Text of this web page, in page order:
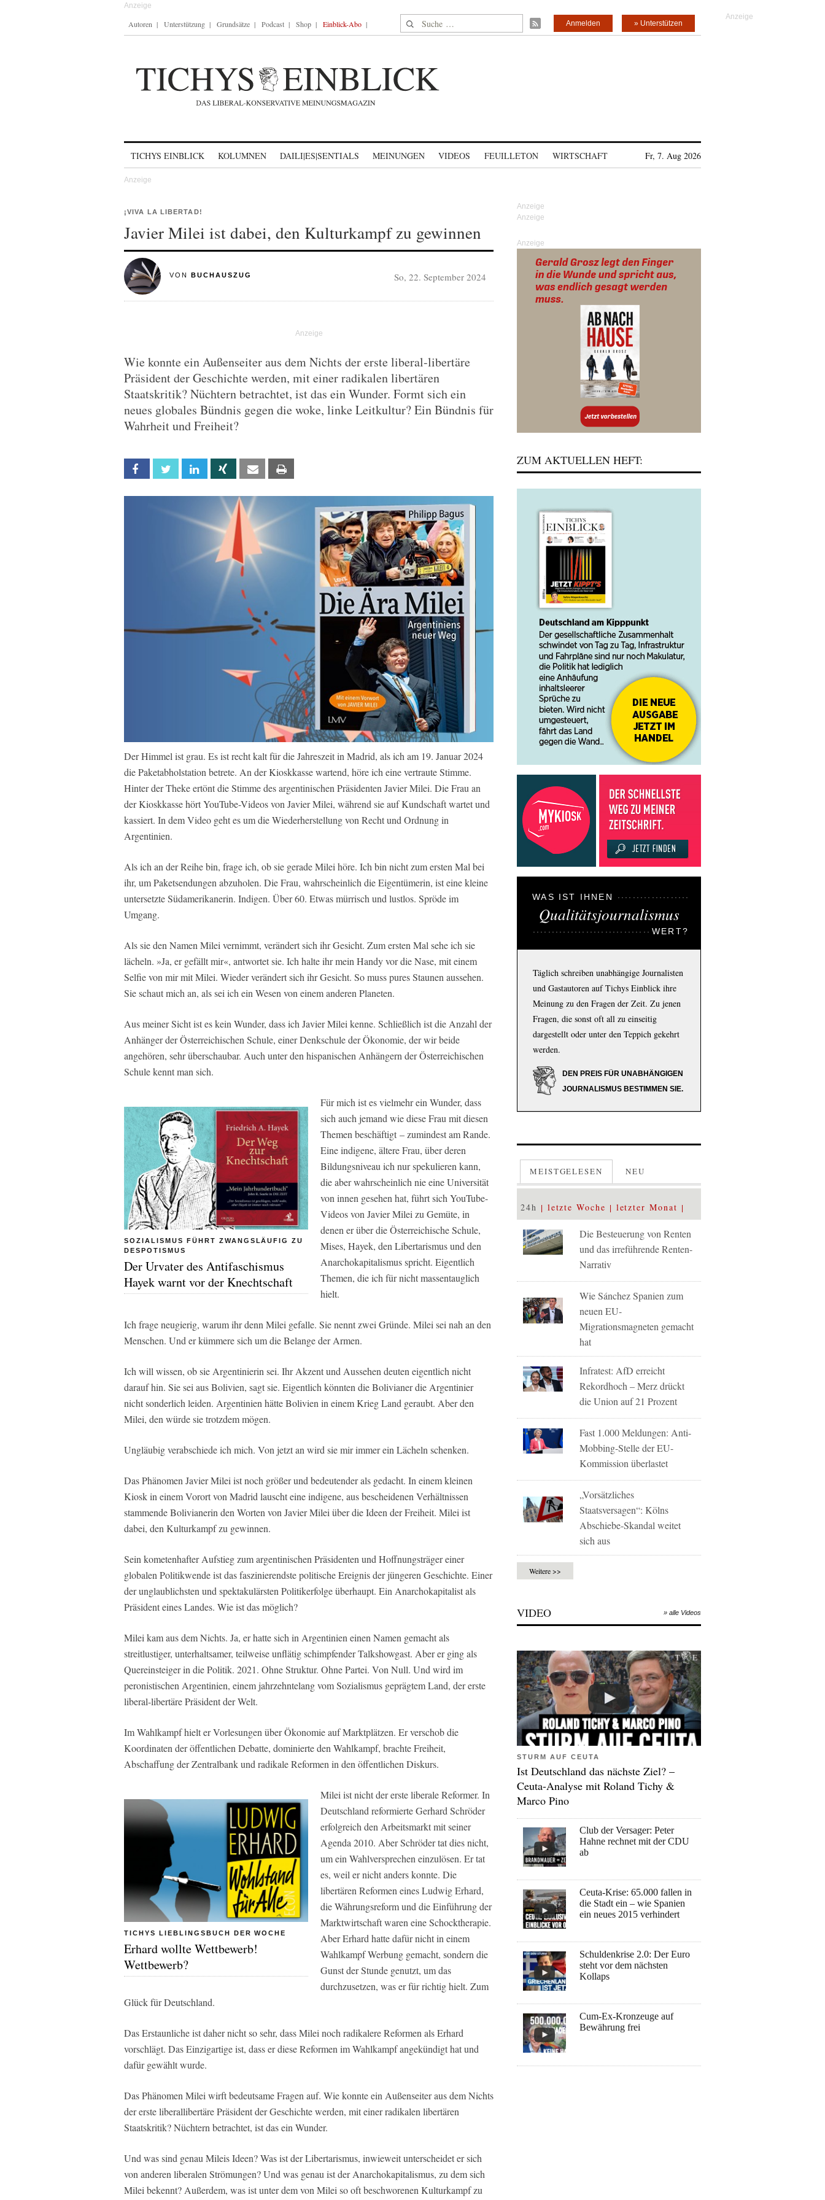
Autoren Unterstützung Grundsätze Podcast Shop Einblick-Abo Suche nach: » Unterstützen
Anmelden
TICHYS EINBLICK KOLUMNEN DAILI|ES|SENTIALS MEINUNGEN VIDEOS FEUILLETON WIRTSCHAFT Fr, 7. Aug 2026
¡VIVA LA LIBERTAD!
Javier Milei ist dabei, den Kulturkampf zu gewinnen
VON BUCHAUSZUG So, 22. September 2024
Wie konnte ein Außenseiter aus dem Nichts der erste liberal-libertäre
Präsident der Geschichte werden, mit einer radikalen libertären
Staatskritik? Nüchtern betrachtet, ist das ein Wunder. Formt sich ein
neues globales Bündnis gegen die woke, linke Leitkultur? Ein Bündnis für
Wahrheit und Freiheit?
Facebook Twitter Linkedin Xing Email
Der Himmel ist grau. Es ist recht kalt für die Jahreszeit in Madrid, als ich am 19. Januar 2024
die Paketabholstation betrete. An der Kioskkasse wartend, höre ich eine vertraute Stimme.
Hinter der Theke ertönt die Stimme des argentinischen Präsidenten Javier Milei. Die Frau an
der Kioskkasse hört YouTube-Videos von Javier Milei, während sie auf Kundschaft wartet und
kassiert. In dem Video geht es um die Wiederherstellung von Recht und Ordnung in
Argentinien.
Als ich an der Reihe bin, frage ich, ob sie gerade Milei höre. Ich bin nicht zum ersten Mal bei
ihr, um Paketsendungen abzuholen. Die Frau, wahrscheinlich die Eigentümerin, ist eine kleine
untersetzte Südamerikanerin. Indigen. Über 60. Etwas mürrisch und lustlos. Spröde im
Umgang.
Als sie den Namen Milei vernimmt, verändert sich ihr Gesicht. Zum ersten Mal sehe ich sie
lächeln. »Ja, er gefällt mir«, antwortet sie. Ich halte ihr mein Handy vor die Nase, mit einem
Selfie von mir mit Milei. Wieder verändert sich ihr Gesicht. So muss pures Staunen aussehen.
Sie schaut mich an, als sei ich ein Wesen von einem anderen Planeten.
Aus meiner Sicht ist es kein Wunder, dass ich Javier Milei kenne. Schließlich ist die Anzahl der
Anhänger der Österreichischen Schule, einer Denkschule der Ökonomie, der wir beide
angehören, sehr überschaubar. Auch unter den hispanischen Anhängern der Österreichischen
Schule kennt man sich.
SOZIALISMUS FÜHRT ZWANGSLÄUFIG ZU
DESPOTISMUS
Der Urvater des Antifaschismus
Hayek warnt vor der Knechtschaft
Für mich ist es vielmehr ein Wunder, dass
sich auch jemand wie diese Frau mit diesen
Themen beschäftigt – zumindest am Rande.
Eine indigene, ältere Frau, über deren
Bildungsniveau ich nur spekulieren kann,
die aber wahrscheinlich nie eine Universität
von innen gesehen hat, führt sich YouTube-
Videos von Javier Milei zu Gemüte, in
denen er über die Österreichische Schule,
Mises, Hayek, den Libertarismus und den
Anarchokapitalismus spricht. Eigentlich
Themen, die ich für nicht massentauglich
hielt.
Ich frage neugierig, warum ihr denn Milei gefalle. Sie nennt zwei Gründe. Milei sei nah an den
Menschen. Und er kümmere sich um die Belange der Armen.
Ich will wissen, ob sie Argentinierin sei. Ihr Akzent und Aussehen deuten eigentlich nicht
darauf hin. Sie sei aus Bolivien, sagt sie. Eigentlich könnten die Bolivianer die Argentinier
nicht sonderlich leiden. Argentinien hätte Bolivien in einem Krieg Land geraubt. Aber den
Milei, den würde sie trotzdem mögen.
Ungläubig verabschiede ich mich. Von jetzt an wird sie mir immer ein Lächeln schenken.
Das Phänomen Javier Milei ist noch größer und bedeutender als gedacht. In einem kleinen
Kiosk in einem Vorort von Madrid lauscht eine indigene, aus bescheidenen Verhältnissen
stammende Bolivianerin den Worten von Javier Milei über die Ideen der Freiheit. Milei ist
dabei, den Kulturkampf zu gewinnen.
Sein kometenhafter Aufstieg zum argentinischen Präsidenten und Hoffnungsträger einer
globalen Politikwende ist das faszinierendste politische Ereignis der jüngeren Geschichte. Einer
der unglaublichsten und spektakulärsten Politikerfolge überhaupt. Ein Anarchokapitalist als
Präsident eines Landes. Wie ist das möglich?
Milei kam aus dem Nichts. Ja, er hatte sich in Argentinien einen Namen gemacht als
streitlustiger, unterhaltsamer, teilweise unflätig schimpfender Talkshowgast. Aber er ging als
Quereinsteiger in die Politik. 2021. Ohne Struktur. Ohne Partei. Von Null. Und wird im
peronistischen Argentinien, einem jahrzehntelang vom Sozialismus geprägtem Land, der erste
liberal-libertäre Präsident der Welt.
Im Wahlkampf hielt er Vorlesungen über Ökonomie auf Marktplätzen. Er verschob die
Koordinaten der öffentlichen Debatte, dominierte den Wahlkampf, brachte Freiheit,
Abschaffung der Zentralbank und radikale Reformen in den öffentlichen Diskurs.
TICHYS LIEBLINGSBUCH DER WOCHE
Erhard wollte Wettbewerb!
Wettbewerb?
Milei ist nicht der erste liberale Reformer. In
Deutschland reformierte Gerhard Schröder
erfolgreich den Arbeitsmarkt mit seiner
Agenda 2010. Aber Schröder tat dies nicht,
um ein Wahlversprechen einzulösen. Er tat
es, weil er nicht anders konnte. Die
libertären Reformen eines Ludwig Erhard,
die Währungsreform und die Einführung der
Marktwirtschaft waren eine Schocktherapie.
Aber Erhard hatte dafür nicht in einem
Wahlkampf Werbung gemacht, sondern die
Gunst der Stunde genutzt, um das
durchzusetzen, was er für richtig hielt. Zum
Glück für Deutschland.
Das Erstaunliche ist daher nicht so sehr, dass Milei noch radikalere Reformen als Erhard
vorschlägt. Das Einzigartige ist, dass er diese Reformen im Wahlkampf angekündigt hat und
dafür gewählt wurde.
Das Phänomen Milei wirft bedeutsame Fragen auf. Wie konnte ein Außenseiter aus dem Nichts
der erste liberallibertäre Präsident der Geschichte werden, mit einer radikalen libertären
Staatskritik? Nüchtern betrachtet, ist das ein Wunder.
Und was sind genau Mileis Ideen? Was ist der Libertarismus, inwieweit unterscheidet er sich
von anderen liberalen Strömungen? Und was genau ist der Anarchokapitalismus, zu dem sich
Milei bekennt? Außerdem, was ist unter dem von Milei so oft beschworenen Kulturkampf zu
Anzeige
ZUM AKTUELLEN HEFT:
WAS IST IHNEN
Qualitätsjournalismus
WERT?
Täglich schreiben unabhängige Journalisten
und Gastautoren auf Tichys Einblick ihre
Meinung zu den Fragen der Zeit. Zu jenen
Fragen, die sonst oft all zu einseitig
dargestellt oder unter den Teppich gekehrt
werden.
DEN PREIS FÜR UNABHÄNGIGEN
JOURNALISMUS BESTIMMEN SIE.
MEISTGELESEN NEU
24h letzte Woche letzter Monat
Die Besteuerung von Renten
und das irreführende Renten-
Narrativ
Wie Sánchez Spanien zum
neuen EU-
Migrationsmagneten gemacht
hat
Infratest: AfD erreicht
Rekordhoch – Merz drückt
die Union auf 21 Prozent
Fast 1.000 Meldungen: Anti-
Mobbing-Stelle der EU-
Kommission überlastet
„Vorsätzliches
Staatsversagen“: Kölns
Abschiebe-Skandal weitet
sich aus
Weitere >>
VIDEO » alle Videos
STURM AUF CEUTA
Ist Deutschland das nächste Ziel? –
Ceuta-Analyse mit Roland Tichy &
Marco Pino
Club der Versager: Peter
Hahne rechnet mit der CDU
ab
Ceuta-Krise: 65.000 fallen in
die Stadt ein – wie Spanien
ein neues 2015 verhindert
Schuldenkrise 2.0: Der Euro
steht vor dem nächsten
Kollaps
Cum-Ex-Kronzeuge auf
Bewährung frei